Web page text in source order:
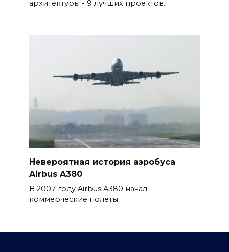
архитектуры - 9 лучших проектов.
Невероятная история аэробуса
Airbus A380
В 2007 году Airbus A380 начал
коммерческие полеты.